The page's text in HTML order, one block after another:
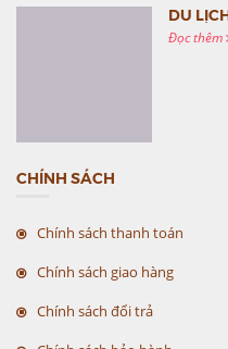
Đọc thêm
CHÍNH SÁCH
Chính sách thanh toán
Chính sách giao hàng
Chính sách đổi trả